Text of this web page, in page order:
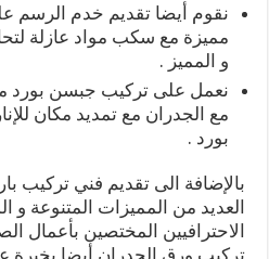
نقوم أيضا تقديم خدم الرسم
مميزة مع سكب مواد عازلة
و المميز .
نعمل على تركيب جبسن بورد
مع الجدران مع تمديد مكان
بورد .
بالإضافة الى تقديم فني تركيب
العديد من المميزات المتنوعة و
الاحترافيين المختصين بأعمال
تركيب ورق الجدران أيضا بخبرة